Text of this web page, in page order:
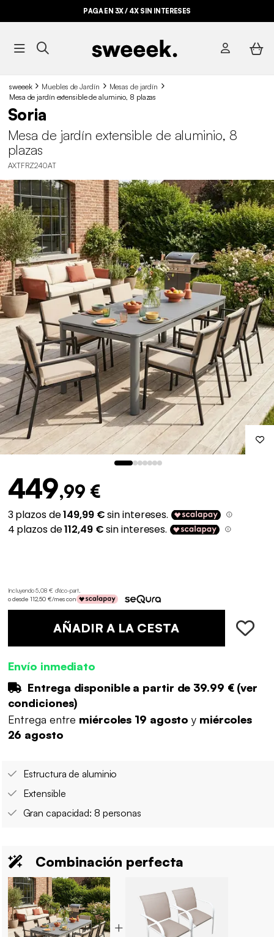
PAGA EN 3X / 4X SIN INTERESES
sweeek Muebles de Jardín
Mesas de jardín
Mesa de jardín extensible de aluminio, 8 plazas
Soria
Mesa de jardín extensible de aluminio, 8
plazas
AXTFRZ240AT
449,99 €
Incluyendo 5,08 € d'éco-part.
o desde 112,50 €/mes con
AÑADIR A LA CESTA
Envío inmediato
Entrega disponible a partir de 39.99 €(ver
condiciones)
Entrega entre miércoles 19 agostoy miércoles
26 agosto
Estructura de aluminio
Extensible
Gran capacidad: 8 personas
Combinación perfecta